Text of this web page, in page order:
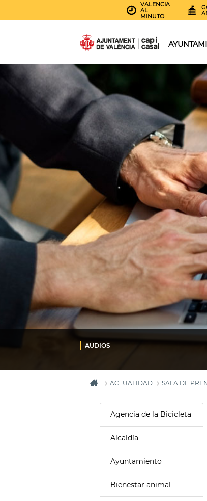
VALENCIA
AL
MINUTO
AUDIOS
ACTUALIDAD SALA DE
Agencia de la Bicicleta
Alcaldía
Ayuntamiento
Bienestar animal